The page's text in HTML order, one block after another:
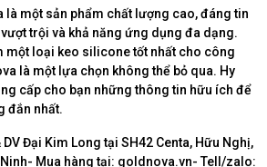
một sản phẩm chất lượng cao, đáng tin
trội và khả năng ứng dụng đa dạng.
một loại keo silicone tốt nhất cho công
là một lựa chọn không thể bỏ qua. Hy
cấp cho bạn những thông tin hữu ích để
đắn nhất.
DV Đại Kim Long tại SH42 Centa, Hữu Nghị,
Ninh- Mua hàng tại: goldnova.vn- Tell/zalo: